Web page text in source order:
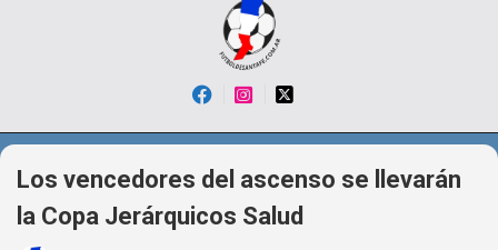
Los vencedores del ascenso se llevarán
la Copa Jerárquicos Salud